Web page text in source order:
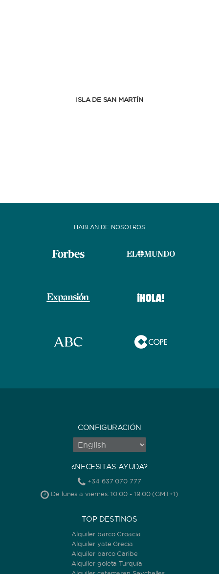
ISLA DE SAN MARTÍN
HABLAN DE NOSOTROS
CONFIGURACIÓN
¿NECESITAS AYUDA?
+34 637 070 777
De lunes a viernes: 10:00 - 19:00 (GMT+1)
TOP DESTINOS
Alquiler barco Croacia
Alquiler yate Grecia
Alquiler barco Caribe
Alquiler goleta Turquía